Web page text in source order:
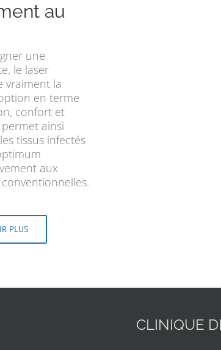
au
une
le laser
vraiment la
en terme
confort et
ainsi
tissus infectés
aux
PLUS
CLINIQUE